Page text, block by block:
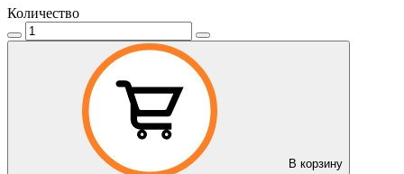
Количество
В корзину